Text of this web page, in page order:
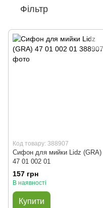
Фільтр
Код товару: 388907
Сифон для мийки Lidz (GRA)
47 01 002 01
157 грн
В наявності
Купити